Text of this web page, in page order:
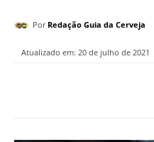
Por Redação Guia da Cerveja
Atualizado em: 20 de julho de 2021